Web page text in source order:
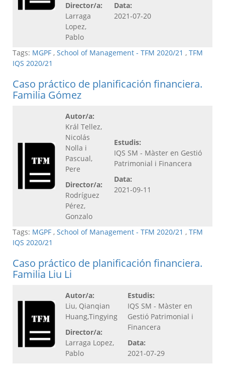
Director/a:
Larraga
Lopez,
Pablo
Data:
2021-07-20
Tags: MGPF , School of Management - TFM 2020/21 , TFM
IQS 2020/21
Caso práctico de planificación financiera.
Familia Gómez
Autor/a:
Král Tellez,
Nicolás
Nolla i
Pascual,
Pere
Director/a:
Rodríguez
Pérez,
Gonzalo
Estudis:
IQS SM - Màster en Gestió
Patrimonial i Financera
Data:
2021-09-11
Tags: MGPF , School of Management - TFM 2020/21 , TFM
IQS 2020/21
Caso práctico de planificación financiera.
Familia Liu Li
Autor/a:
Liu, Qianqian
Huang,Tingying
Director/a:
Larraga Lopez,
Pablo
Estudis:
IQS SM - Màster en
Gestió Patrimonial i
Financera
Data:
2021-07-29